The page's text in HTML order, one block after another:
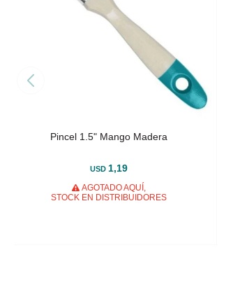
Pincel 1.5" Mango Madera
USD 1,19
AGOTADO AQUÍ,
STOCK EN DISTRIBUIDORES